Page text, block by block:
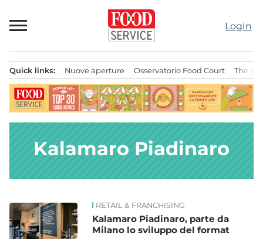
al
contenuto
Login
principale
Quick links: Nuove aperture Osservatorio Food Court The
Kalamaro Piadinaro
News RETAIL & FRANCHISING
Kalamaro Piadinaro, parte da
Milano lo sviluppo del format